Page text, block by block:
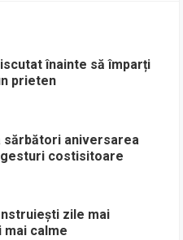
înainte să împarți
prieten
sărbători aniversarea
costisitoare
zile mai
mai calme